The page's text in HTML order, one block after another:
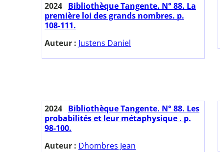
2024 Bibliothèque Tangente. N° 88. La
première loi des grands nombres. p.
108-111.
Auteur : Justens Daniel
2024 Bibliothèque Tangente. N° 88. Les
probabilités et leur métaphysique . p.
98-100.
Auteur : Dhombres Jean